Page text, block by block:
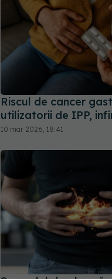
Riscul de cancer
utilizatorii de IPP,
10 mar 2026, 18:41